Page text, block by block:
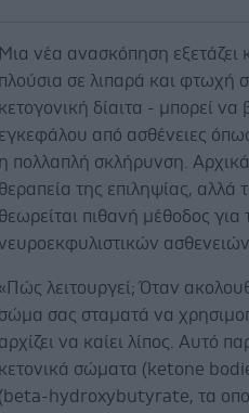
Μια νέα ανασκόπηση εξετάζει
πλούσια σε λιπαρά και
κετογονική δίαιτα - μπορεί
εγκεφάλου από ασθένειες
η πολλαπλή σκλήρυνση.
θεραπεία της επιληψίας, αλλά
θεωρείται πιθανή μέθοδος
ασθενειών.
«Πώς λειτουργεί; Όταν
σώμα σας σταματά να
αρχίζει να καίει λίπος. Αυτό
κετονικά σώματα (ketone
(beta-hydroxybutyrate, τα